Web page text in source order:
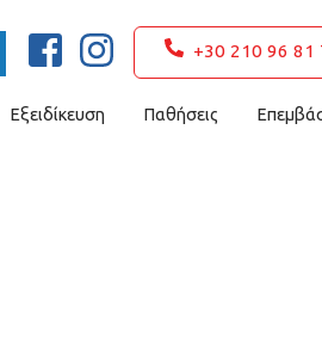
+30 210 96 81
Εξειδίκευση Παθήσεις